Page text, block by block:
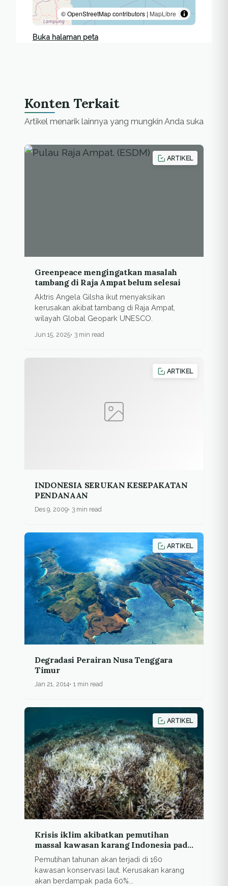
© OpenStreetMap contributors | MapLibre
Buka halaman peta
Konten Terkait
Artikel menarik lainnya yang mungkin Anda suka
ARTIKEL
Greenpeace mengingatkan masalah
tambang di Raja Ampat belum selesai
Aktris Angela Gilsha ikut menyaksikan
kerusakan akibat tambang di Raja Ampat,
wilayah Global Geopark UNESCO.
Jun 15, 2025 3 min read
ARTIKEL
INDONESIA SERUKAN KESEPAKATAN
PENDANAAN
Des 9, 2009 3 min read
ARTIKEL
Degradasi Perairan Nusa Tenggara
Timur
Jan 21, 2014 1 min read
ARTIKEL
Krisis iklim akibatkan pemutihan
massal kawasan karang Indonesia pada
2044
Pemutihan tahunan akan terjadi di 160
kawasan konservasi laut. Kerusakan karang
akan berdampak pada 60%...